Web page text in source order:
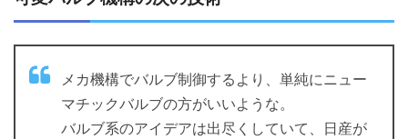
メカ機構でバルブ制御するより、単純にニュー
マチックバルブの方がいいような。
バルブ系のアイデアは出尽くしていて、日産が